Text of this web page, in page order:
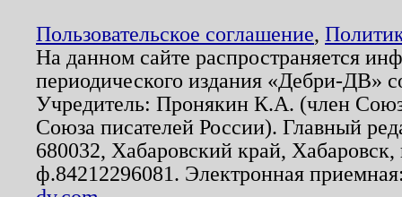
Пользовательское соглашение,
На данном сайте распространяется
периодического издания «Дебри-ДВ»
Учредитель: Пронякин К.А. (член
Союза писателей России). Главный
680032, Хабаровский край,
ф.84212296081. Электронная